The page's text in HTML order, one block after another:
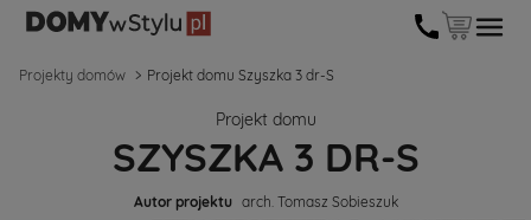
Projekty domów Projekt domu Szyszka 3 dr-S
Projekt domu
SZYSZKA 3 DR-S
Autor projektu arch. Tomasz Sobieszuk